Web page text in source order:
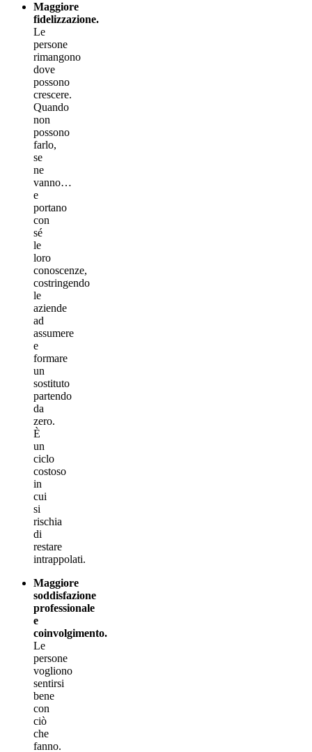
Maggiore
fidelizzazione.
Le
persone
rimangono
dove
possono
crescere.
Quando
non
possono
farlo,
se
ne
vanno…
e
portano
con
sé
le
loro
conoscenze,
costringendo
le
aziende
ad
assumere
e
formare
un
sostituto
partendo
da
zero.
È
un
ciclo
costoso
in
cui
si
rischia
di
restare
intrappolati.
Maggiore
soddisfazione
professionale
e
coinvolgimento.
Le
persone
vogliono
sentirsi
bene
con
ciò
che
fanno.